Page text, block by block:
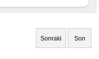
Sonraki Son